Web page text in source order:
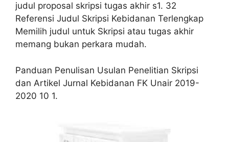
judul proposal skripsi tugas akhir s1. 32
Referensi Judul Skripsi Kebidanan Terlengkap
Memilih judul untuk Skripsi atau tugas akhir
memang bukan perkara mudah.
Panduan Penulisan Usulan Penelitian Skripsi
dan Artikel Jurnal Kebidanan FK Unair 2019-
2020 10 1.